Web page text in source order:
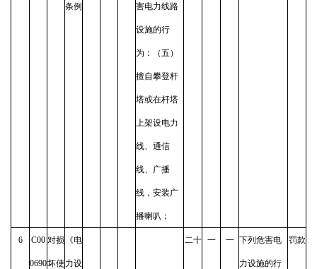
条例 害电力线路
设施的行
为：（五）
擅自攀登杆
塔或在杆塔
上架设电力
线、通信
线、广播
线，安装广
播喇叭；
6 C00
0690
对损
坏使
《电
力设
二十 一 一 下列危害电
力设施的行
罚款